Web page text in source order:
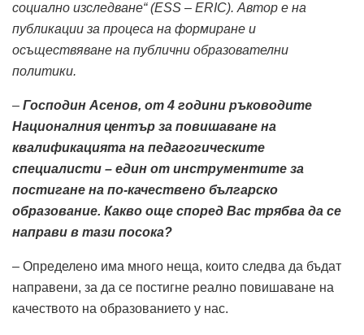
социално изследване“ (ESS – ERIC). Автор е на
публикации за процеса на формиране и
осъществяване на публични образователни
политики.
– Господин Асенов, от 4 години ръководите
Националния център за повишаване на
квалификацията на педагогическите
специалисти – един от инструментите за
постигане на по-качествено българско
образование. Какво още според Вас трябва да се
направи в тази посока?
– Определено има много неща, които следва да бъдат
направени, за да се постигне реално повишаване на
качеството на образованието у нас.